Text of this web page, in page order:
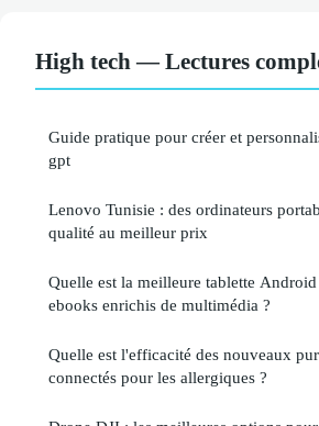
High tech — Lectures
Guide pratique pour créer et
gpt
Lenovo Tunisie : des ordinateurs
qualité au meilleur prix
Quelle est la meilleure tablette
ebooks enrichis de multimédia ?
Quelle est l'efficacité des nouveaux
connectés pour les allergiques ?